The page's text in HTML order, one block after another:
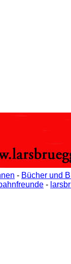
- Bücher und
-